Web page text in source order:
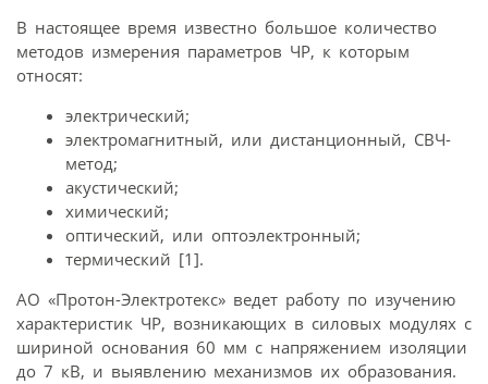
В настоящее время известно большое количество
методов измерения параметров ЧР, к которым
относят:
электрический;
электромагнитный, или дистанционный, СВЧ-
метод;
акустический;
химический;
оптический, или оптоэлектронный;
термический [1].
АО «Протон-Электротекс» ведет работу по изучению
характеристик ЧР, возникающих в силовых модулях с
шириной основания 60 мм с напряжением изоляции
до 7 кВ, и выявлению механизмов их образования.